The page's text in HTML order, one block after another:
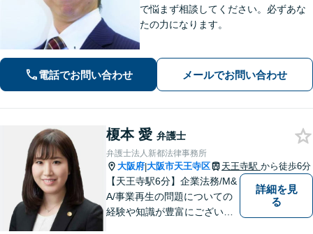
で悩まず相談してください。必ずあな
たの力になります。
電話でお問い合わせ メールでお問い合わせ
榎本 愛 弁護士
弁護士法人新都法律事務所
大阪府|大阪市天王寺区 天王寺駅 から徒歩6分
【天王寺駅6分】企業法務/M&
A/事業再生の問題についての
経験や知識が豊富にございま
詳細を見
る